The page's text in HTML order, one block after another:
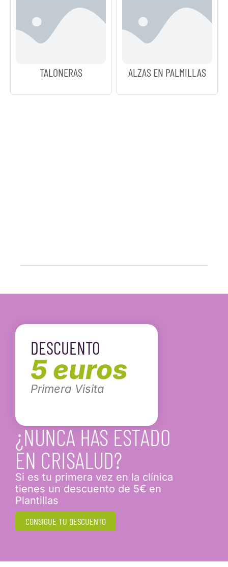
TALONERAS ALZAS EN PALMILLAS
DESCUENTO
5 euros
Primera Visita
¿NUNCA HAS ESTADO
EN CRISALUD?
Si es tu primera vez en la clínica
tienes un descuento de 5€ en
Plantillas
CONSIGUE TU DESCUENTO